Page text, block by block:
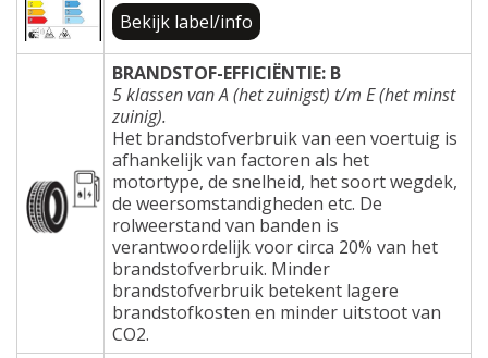
Bekijk label/info
BRANDSTOF-EFFICIËNTIE: B
5 klassen van A (het zuinigst) t/m E (het minst
zuinig).
Het brandstofverbruik van een voertuig is
afhankelijk van factoren als het
motortype, de snelheid, het soort wegdek,
de weersomstandigheden etc. De
rolweerstand van banden is
verantwoordelijk voor circa 20% van het
brandstofverbruik. Minder
brandstofverbruik betekent lagere
brandstofkosten en minder uitstoot van
CO2.